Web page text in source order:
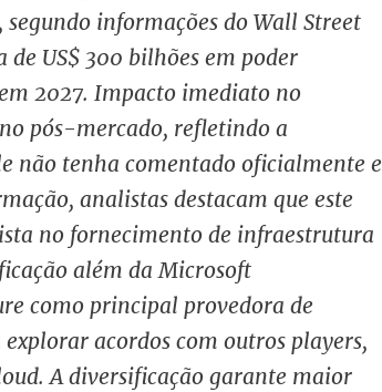
informações do Wall Street
de US$ 300 bilhões em poder
2027. Impacto imediato no
pós-mercado, refletindo a
não tenha comentado oficialmente e
analistas destacam que este
no fornecimento de infraestrutura
além da Microsoft
como principal provedora de
acordos com outros players,
A diversificação garante maior